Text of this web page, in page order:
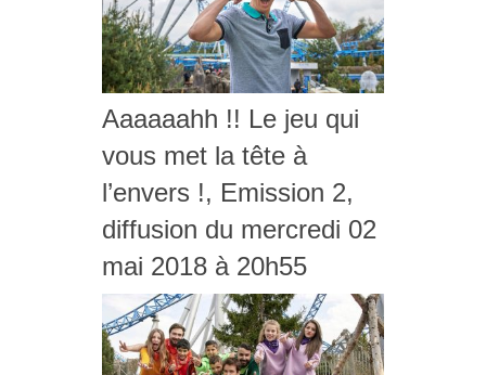
Aaaaaahh !! Le jeu qui
vous met la tête à
l’envers !, Emission 2,
diffusion du mercredi 02
mai 2018 à 20h55